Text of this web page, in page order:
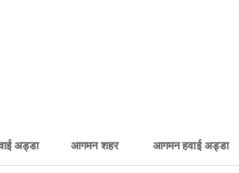
अड्डा आगमन शहर आगमन हवाई अड्डा